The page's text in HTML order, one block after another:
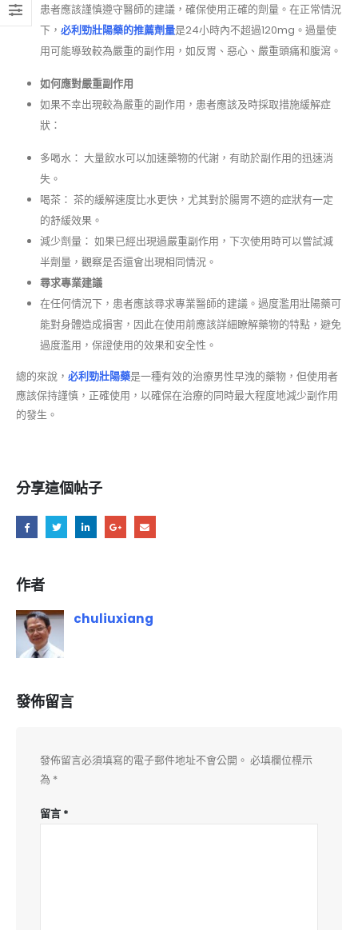
患者應該謹慎遵守醫師的建議，確保使用正確的劑量。在正常情況
下， 必利勁壯陽藥的推薦劑量是24小時內不超過120mg。過量使
用可能導致較為嚴重的副作用，如反胃、惡心、嚴重頭痛和腹瀉。
如何應對嚴重副作用
如果不幸出現較為嚴重的副作用，患者應該及時採取措施緩解症
狀：
多喝水： 大量飲水可以加速藥物的代謝，有助於副作用的迅速消
失。
喝茶： 茶的緩解速度比水更快，尤其對於腸胃不適的症狀有一定
的舒緩效果。
減少劑量： 如果已經出現過嚴重副作用，下次使用時可以嘗試減
半劑量，觀察是否還會出現相同情況。
尋求專業建議
在任何情況下，患者應該尋求專業醫師的建議。過度濫用壯陽藥可
能對身體造成損害，因此在使用前應該詳細瞭解藥物的特點，避免
過度濫用，保證使用的效果和安全性。
總的來說， 必利勁壯陽藥是一種有效的治療男性早洩的藥物，但使用者
應該保持謹慎，正確使用，以確保在治療的同時最大程度地減少副作用
的發生。
分享這個帖子
作者
chuliuxiang
發佈留言
發佈留言必須填寫的電子郵件地址不會公開。 必填欄位標示
為 *
留言 *